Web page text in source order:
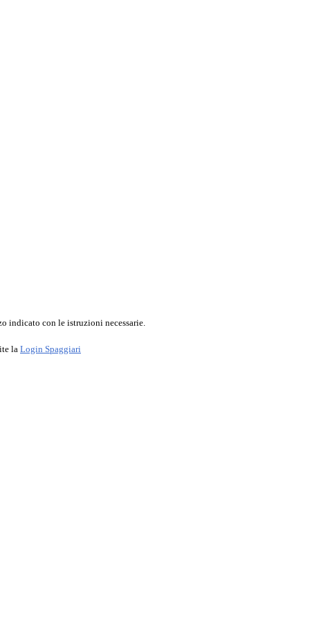
indicato con le istruzioni necessarie.
la Login Spaggiari